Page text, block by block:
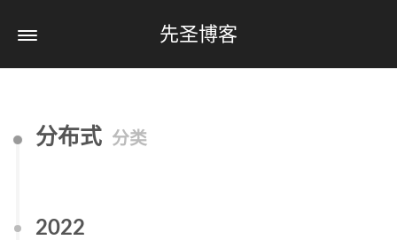
先圣博客
分布式 分类
2022